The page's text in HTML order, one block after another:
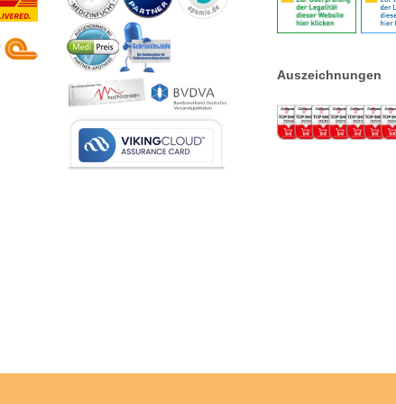
hemmt.
Während einer der Wirkstoffe gegen Zecken, Flöhe und Haarlinge auf dem Tier wirkt und
vor einem erneuten Befall schützt, verhindert der zweite enthaltene Wirkstoff, dass sich
Floheier, - larven und -puppen in der direkten Umgebung des Tieres weiterentwickeln
können. Dadurch hemmt FRONTLINE COMBO
Flohpopulation und wirkt doppelt besser.
Warum sollte ich mein Tier gegen Zecken und Flöhe behandeln?
Flöhe und Zecken können Infektions- und Hautkrankheiten auslösen, die nicht nur für
Men­schen, sondern auch für Katzen gefährlich werden können. So können beispielsweise
Flöhe ver­schiedene Parasitenkrankheiten, unter anderem den Gurkenkernbandwurm,
Auszeichnungen